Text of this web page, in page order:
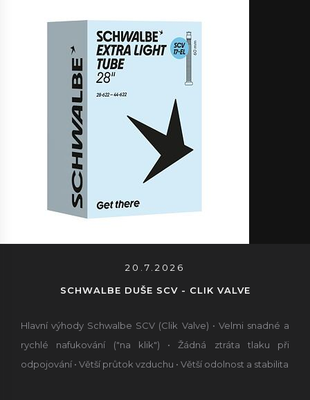
20.7.2026
SCHWALBE DUŠE SCV - CLIK VALVE
Hlavní výhody Schwalbe SCV (Clik Valve) • Velmi snadné a
rychlé nafukování ("na klik") • Žádná ztráta tlaku při
odpojování • Větší průtok vzduchu • Větší odolnost a stabilita